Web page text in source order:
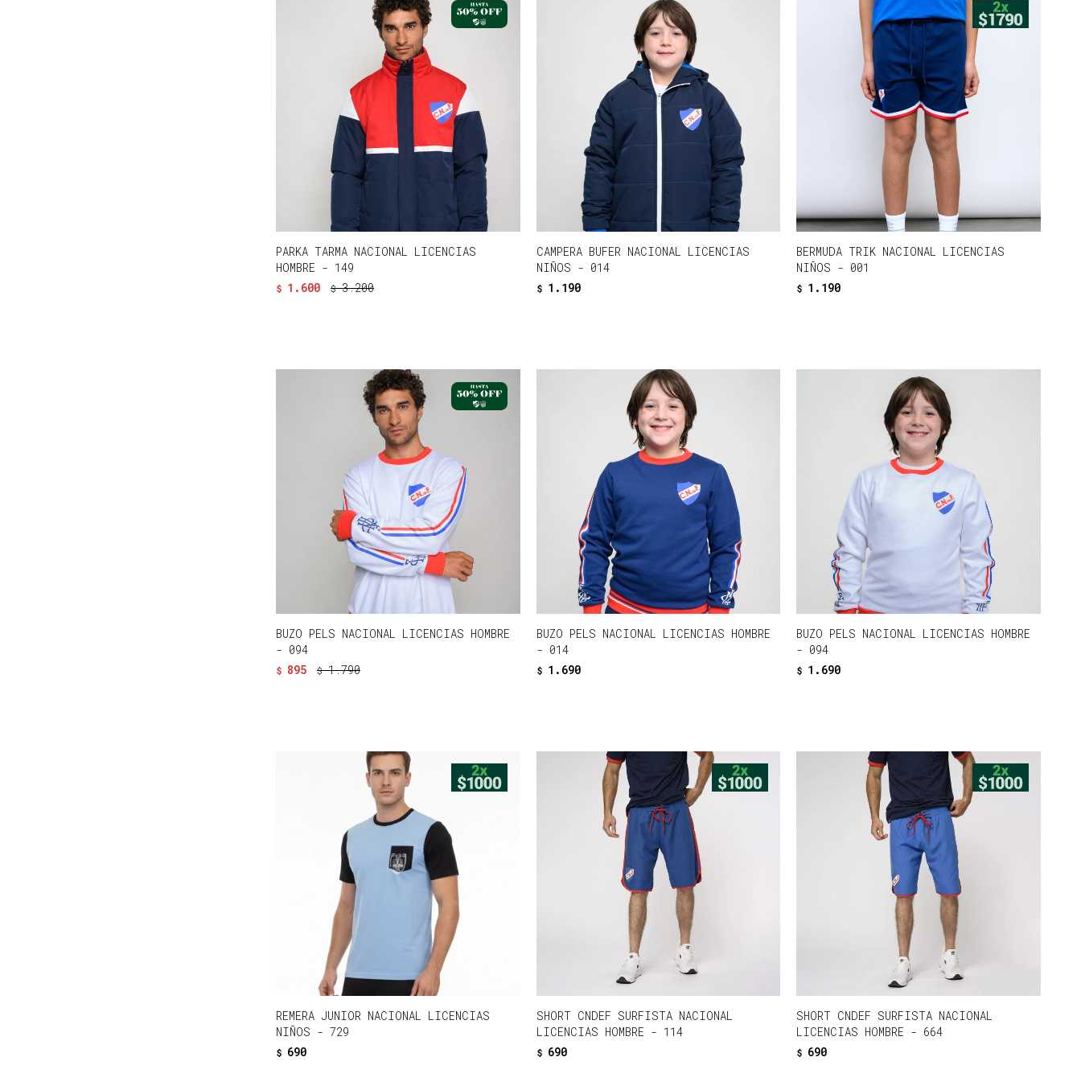
PARKA TARMA NACIONAL LICENCIAS
HOMBRE - 149
$ 1.600 $ 3.200
CAMPERA BUFER NACIONAL LICENCIAS
NIÑOS - 014
$ 1.190
BERMUDA TRIK NACIONAL LICENCIAS
NIÑOS - 001
$ 1.190
BUZO PELS NACIONAL LICENCIAS HOMBRE
- 094
$ 895 $ 1.790
BUZO PELS NACIONAL LICENCIAS HOMBRE
- 014
$ 1.690
BUZO PELS NACIONAL LICENCIAS HOMBRE
- 094
$ 1.690
REMERA JUNIOR NACIONAL LICENCIAS
NIÑOS - 729
$ 690
SHORT CNDEF SURFISTA NACIONAL
LICENCIAS HOMBRE - 114
$ 690
SHORT CNDEF SURFISTA NACIONAL
LICENCIAS HOMBRE - 664
$ 690